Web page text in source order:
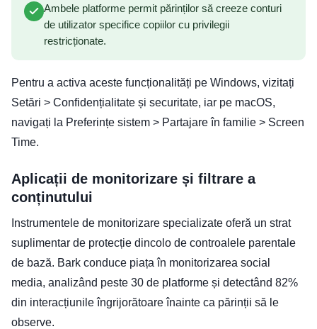
Ambele platforme permit părinților să creeze conturi
de utilizator specifice copiilor cu privilegii
restricționate.
Pentru a activa aceste funcționalități pe Windows, vizitați
Setări > Confidențialitate și securitate, iar pe macOS,
navigați la Preferințe sistem > Partajare în familie > Screen
Time.
Aplicații de monitorizare și filtrare a
conținutului
Instrumentele de monitorizare specializate oferă un strat
suplimentar de protecție dincolo de controalele parentale
de bază. Bark conduce piața în monitorizarea social
media, analizând peste 30 de platforme și detectând 82%
din interacțiunile îngrijorătoare înainte ca părinții să le
observe.